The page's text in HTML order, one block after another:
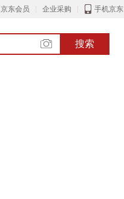
京东会员 企业采购 手机京东
搜索